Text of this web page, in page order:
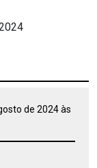
de 2024 às